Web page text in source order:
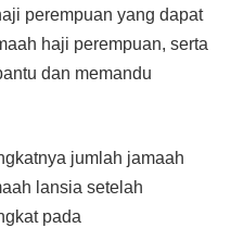
perempuan yang dapat
haji perempuan, serta
dan memandu
jumlah jamaah
lansia setelah
pada